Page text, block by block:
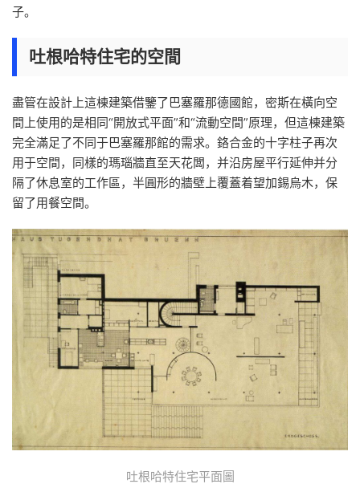
子。
吐根哈特住宅的空間
盡管在設計上這棟建築借鑒了巴塞羅那德國館，密斯在橫向空
間上使用的是相同“開放式平面”和“流動空間”原理，但這棟建築
完全滿足了不同于巴塞羅那館的需求。鉻合金的十字柱子再次
用于空間，同樣的瑪瑙牆直至天花闆，并沿房屋平行延伸并分
隔了休息室的工作區，半圓形的牆壁上覆蓋着望加錫烏木，保
留了用餐空間。
吐根哈特住宅平面圖